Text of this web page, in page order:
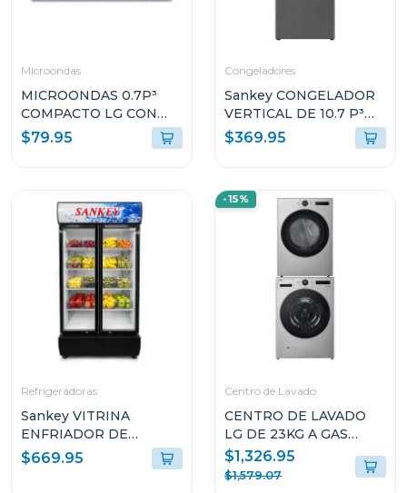
Microondas
MICROONDAS 0.7P³
COMPACTO LG CON
PUERTA DE CRISTAL
MS2082
$79.95
Congeladores
Sankey CONGELADOR
VERTICAL DE 10.7 P³
RFC1301
$369.95
Refrigeradoras
Sankey VITRINA
ENFRIADOR DE
20CUFT RFD20N
$669.95
-15%
Centro de Lavado
CENTRO DE LAVADO
LG DE 23KG A GAS
COLOR GRIS
WM23VFXS6/DF74VFXS6B
$1,326.95
$1,579.07